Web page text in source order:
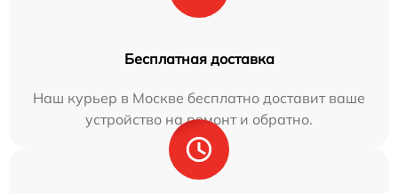
Бесплатная доставка
Наш курьер в Москве бесплатно доставит ваше
устройство на ремонт и обратно.